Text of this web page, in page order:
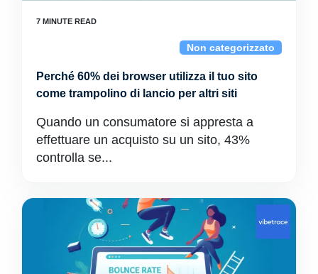
Non categorizzato
Perché 60% dei browser utilizza il tuo sito
come trampolino di lancio per altri siti
Quando un consumatore si appresta a
effettuare un acquisto su un sito, 43%
controlla se...